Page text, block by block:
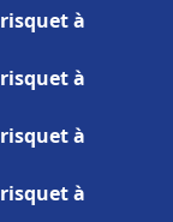
à
à
à
à